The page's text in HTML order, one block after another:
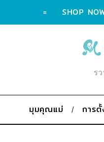
= SHOP
ร
มุมคุณแม่ การ